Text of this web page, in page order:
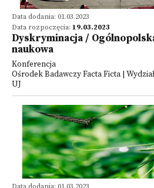
Data dodania: 01.03.2023
Data rozpoczęcia: 19.03.2023
Dyskryminacja /
naukowa
Konferencja
Ośrodek Badawczy Facta Ficta |
UJ